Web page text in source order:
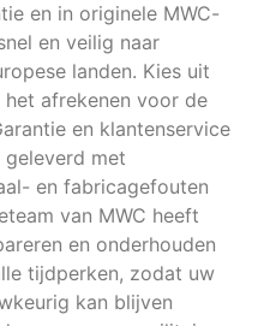
en in originele MWC-
en veilig naar
landen. Kies uit
afrekenen voor de
en klantenservice
met
en fabricagefouten
van MWC heeft
en onderhouden
tijdperken, zodat uw
kan blijven